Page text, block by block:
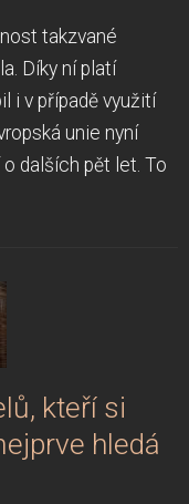
takzvané
Díky ní platí
i v případě využití
unie nyní
dalších pět let. To
kteří si
hledá